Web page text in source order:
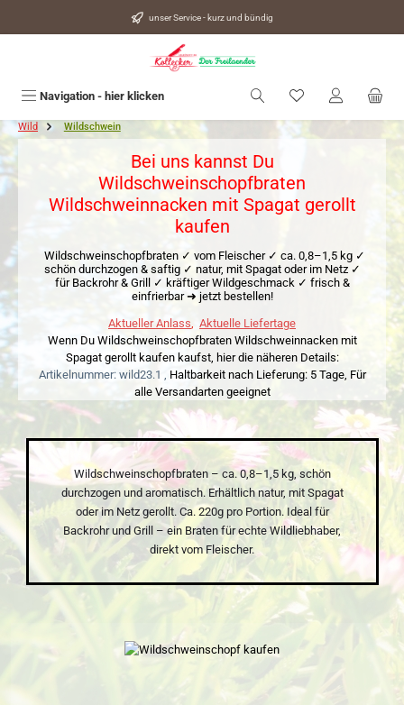
unser Service - kurz und bündig
Navigation - hier klicken Du hast 0
Wild Wildschwein
Bei uns kannst Du
Wildschweinschopfbraten
Wildschweinnacken mit Spagat gerollt
kaufen
Wildschweinschopfbraten ✓ vom Fleischer ✓ ca. 0,8–1,5 kg ✓
schön durchzogen & saftig ✓ natur, mit Spagat oder im Netz ✓
für Backrohr & Grill ✓ kräftiger Wildgeschmack ✓ frisch &
einfrierbar ➜ jetzt bestellen!
Aktueller Anlass
Aktuelle Liefertage
Wenn Du Wildschweinschopfbraten Wildschweinnacken mit
Spagat gerollt kaufen kaufst, hier die näheren Details:
Artikelnummer: wild23.1 , Haltbarkeit nach Lieferung: 5 Tage, Für
alle Versandarten geeignet
Wildschweinschopfbraten – ca. 0,8–1,5 kg, schön
durchzogen und aromatisch. Erhältlich natur, mit Spagat
oder im Netz gerollt. Ca. 220g pro Portion. Ideal für
Backrohr und Grill – ein Braten für echte Wildliebhaber,
direkt vom Fleischer.
Bildergalerie überspringen